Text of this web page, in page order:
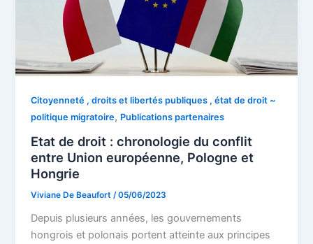
Citoyenneté , droits et libertés publiques , état de droit ~
politique migratoire, Publications partenaires
Etat de droit : chronologie du conflit
entre Union européenne, Pologne et
Hongrie
Viviane De Beaufort/05/06/2023
Depuis plusieurs années, les gouvernements
hongrois et polonais portent atteinte aux principes